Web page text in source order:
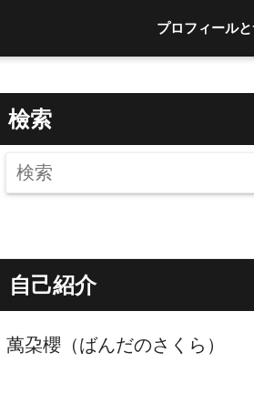
プロフィール
檢索
自己紹介
萬朶櫻（ばんだのさくら）